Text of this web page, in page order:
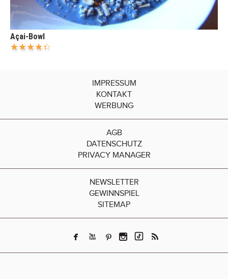
Açai-Bowl
IMPRESSUM
KONTAKT
WERBUNG
AGB
DATENSCHUTZ
PRIVACY MANAGER
NEWSLETTER
GEWINNSPIEL
SITEMAP